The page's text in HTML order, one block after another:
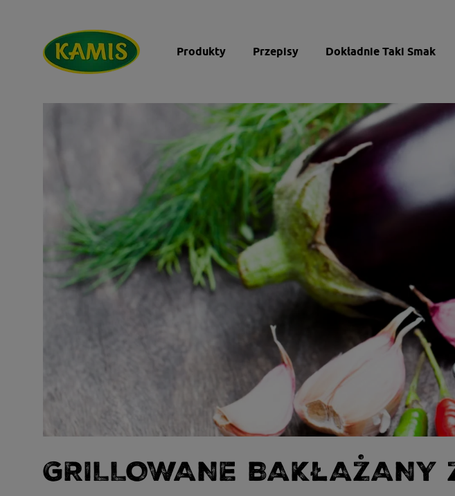
Produkty Przepisy Dokładnie Taki Smak
GRILLOWANE BAKŁAŻANY